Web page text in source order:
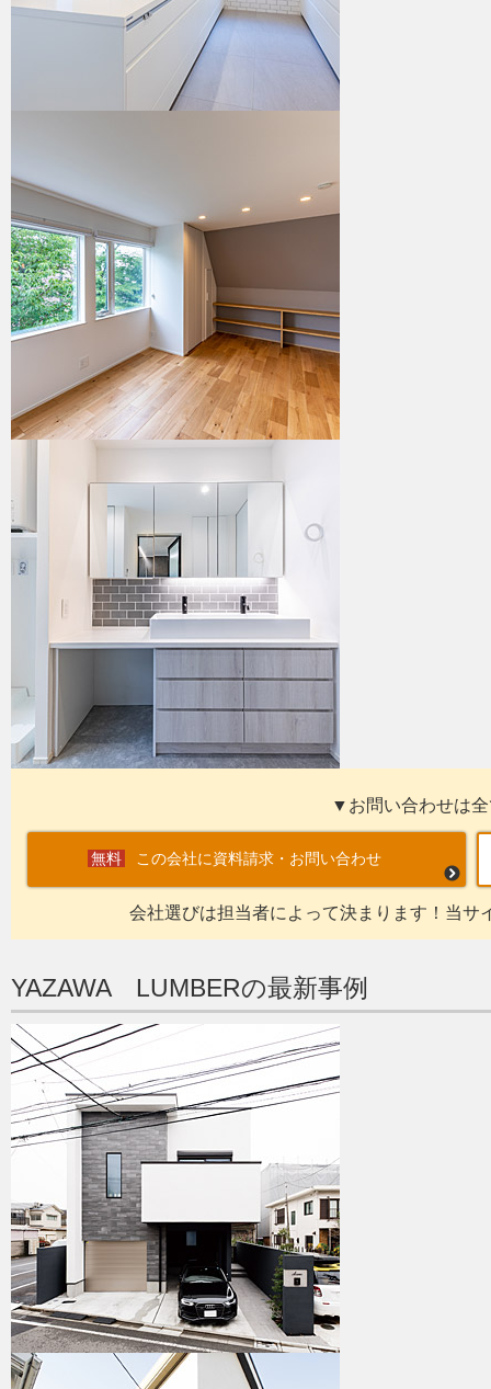
▼お問い合わせは
この会社に資料請求・お問い合わせ
会社選びは担当者によって決まります！当サ
YAZAWA LUMBERの最新事例